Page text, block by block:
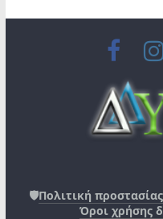
🛡️Πολιτική
Όροι χρήσης